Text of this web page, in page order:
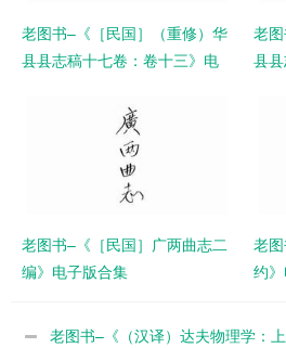
老图书–《［民国］（重修）华
县县志稿十七卷：卷十三》电
老
县
老图书–《［民国］广两曲志二
编》电子版合集
老
约
老图书–《（汉译）达夫物理学：